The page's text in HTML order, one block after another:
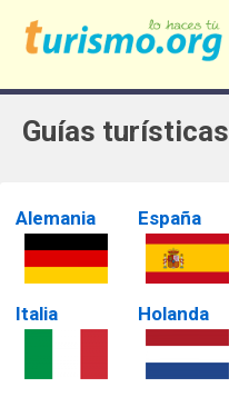
Guías turísticas
Alemania
Italia
España
Holanda